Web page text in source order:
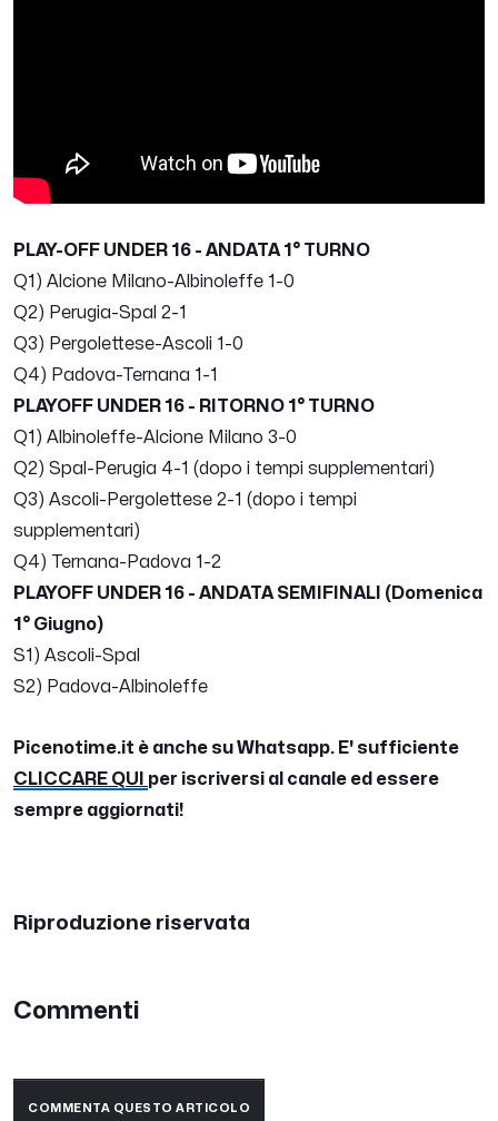
PLAY-OFF UNDER 16 - ANDATA 1° TURNO
Q1) Alcione Milano-Albinoleffe 1-0
Q2) Perugia-Spal 2-1
Q3) Pergolettese-Ascoli 1-0
Q4) Padova-Ternana 1-1
PLAYOFF UNDER 16 - RITORNO 1° TURNO
Q1) Albinoleffe-Alcione Milano 3-0
Q2) Spal-Perugia 4-1 (dopo i tempi supplementari)
Q3) Ascoli-Pergolettese 2-1 (dopo i tempi
supplementari)
Q4) Ternana-Padova 1-2
PLAYOFF UNDER 16 - ANDATA SEMIFINALI (Domenica
1° Giugno)
S1) Ascoli-Spal
S2) Padova-Albinoleffe
Picenotime.it è anche su Whatsapp. E' sufficiente
CLICCARE QUI per iscriversi al canale ed essere
sempre aggiornati!
Riproduzione riservata
Commenti
COMMENTA QUESTO ARTICOLO